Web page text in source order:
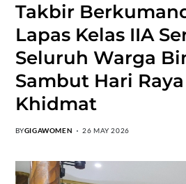
Takbir
Lapas Kelas IIA
Seluruh Warga
Sambut Hari
Khidmat
BYGIGAWOMEN 26 MAY 2026